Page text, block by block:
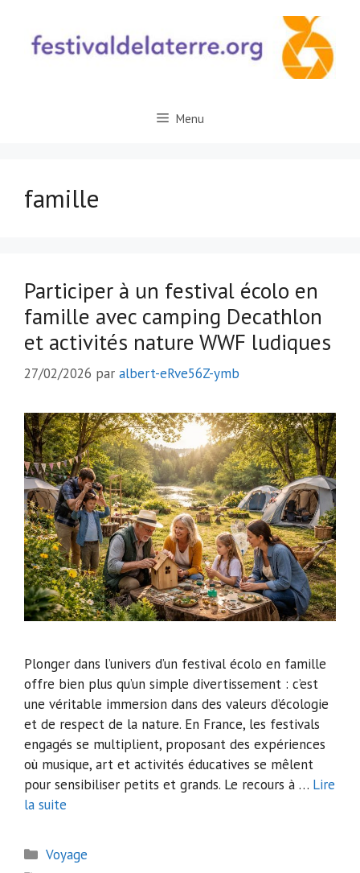
contenu
Menu
famille
Participer à un festival écolo en
famille avec camping Decathlon
et activités nature WWF ludiques
27/02/2026 par albert-eRve56Z-ymb
Plonger dans l’univers d’un festival écolo en famille
offre bien plus qu’un simple divertissement : c’est
une véritable immersion dans des valeurs d’écologie
et de respect de la nature. En France, les festivals
engagés se multiplient, proposant des expériences
où musique, art et activités éducatives se mêlent
pour sensibiliser petits et grands. Le recours à … Lire
la suite
Catégories
Voyage